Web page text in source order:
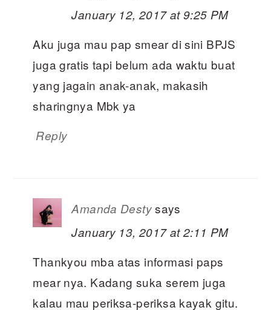
January 12, 2017 at 9:25 PM
Aku juga mau pap smear di sini BPJS
juga gratis tapi belum ada waktu buat
yang jagain anak-anak, makasih
sharingnya Mbk ya
Reply
Amanda Desty says
January 13, 2017 at 2:11 PM
Thankyou mba atas informasi paps
mear nya. Kadang suka serem juga
kalau mau periksa-periksa kayak gitu.